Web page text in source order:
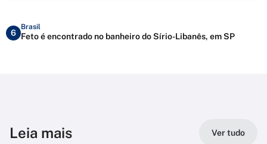
6
Brasil
Feto é encontrado no banheiro do Sírio-Libanês, em SP
Leia mais Ver tudo